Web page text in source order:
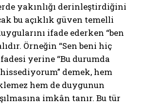
yakınlığı derinleştirdiğini
bu açıklık güven temelli
ifade ederken “ben
Örneğin “Sen beni hiç
yerine “Bu durumda
demek, hem
hem de duygunun
imkân tanır. Bu tür